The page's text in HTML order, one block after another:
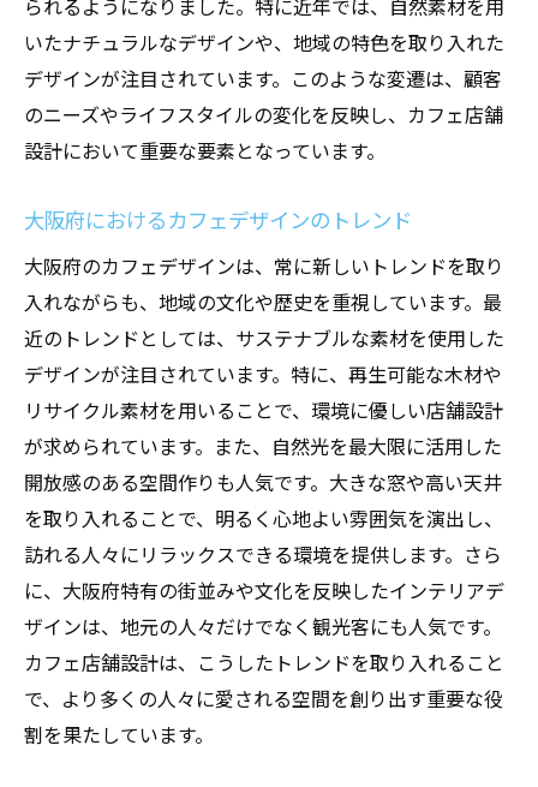
大阪府で成功するカフェ店舗設計のポイント
地域密着型デザインの重要性
大阪ならではのデザインエレメント
競争力を高める店舗設計の秘訣
環境に優しい素材選び
大阪の観光客を惹きつけるデザイン
魅力的なカフェを作るためのインテリアデザイ
ンの秘訣
カフェ インテリアデザインにおける革新
五感を満たす店舗の作り方
テーマ性を持たせたインテリアの工夫
顧客の記憶に残るデザインの要素
空間に物語性を持たせるテクニック
インテリアでカフェの個性を表現する方法
訪れる人々を引き込むカフェ店舗設計の重要性
第一印象を左右するエントランスデザイン
インタラクティブな空間作りの工夫
お客様の動線を考慮したレイアウト
られるようになりました。特に近年では、自然素材を用
いたナチュラルなデザインや、地域の特色を取り入れた
デザインが注目されています。このような変遷は、顧客
のニーズやライフスタイルの変化を反映し、カフェ店舗
設計において重要な要素となっています。
大阪府におけるカフェデザインのトレンド
大阪府のカフェデザインは、常に新しいトレンドを取り
入れながらも、地域の文化や歴史を重視しています。最
近のトレンドとしては、サステナブルな素材を使用した
デザインが注目されています。特に、再生可能な木材や
リサイクル素材を用いることで、環境に優しい店舗設計
が求められています。また、自然光を最大限に活用した
開放感のある空間作りも人気です。大きな窓や高い天井
を取り入れることで、明るく心地よい雰囲気を演出し、
訪れる人々にリラックスできる環境を提供します。さら
に、大阪府特有の街並みや文化を反映したインテリアデ
ザインは、地元の人々だけでなく観光客にも人気です。
カフェ店舗設計は、こうしたトレンドを取り入れること
で、より多くの人々に愛される空間を創り出す重要な役
割を果たしています。